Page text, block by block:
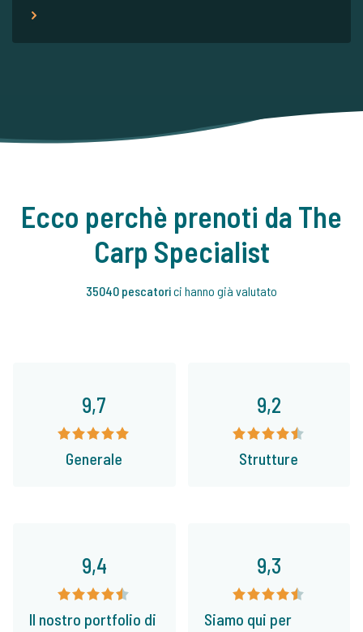
Ecco perchè prenoti da The
Carp Specialist
35040 pescatorici hanno già valutato
9,7
Generale
9,2
Strutture
9,4
Il nostro portfolio di
9,3
Siamo qui per